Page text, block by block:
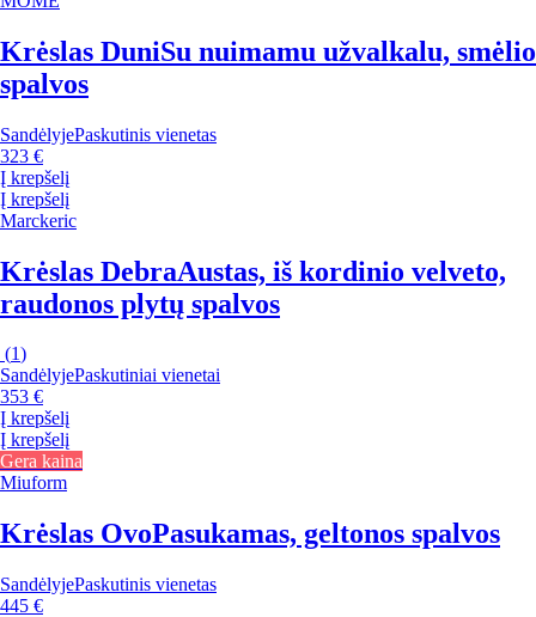
Krėslas DuniSu nuimamu užvalkalu, smėlio
spalvos
SandėlyjePaskutinis vienetas
323 €
Į krepšelį
Į krepšelį
Marckeric
Krėslas DebraAustas, iš kordinio velveto,
raudonos plytų spalvos
(1)
SandėlyjePaskutiniai vienetai
353 €
Į krepšelį
Į krepšelį
Gera kaina
Miuform
Krėslas OvoPasukamas, geltonos spalvos
SandėlyjePaskutinis vienetas
445 €